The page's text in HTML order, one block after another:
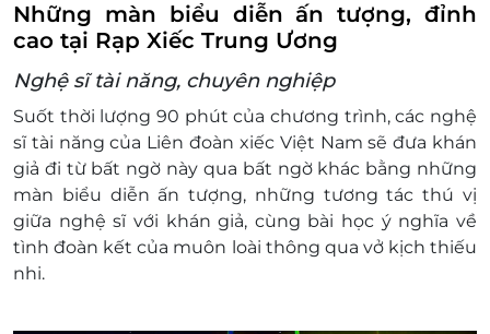
Những màn biểu diễn ấn tượng, đỉnh
cao tại Rạp Xiếc Trung Ương
Nghệ sĩ tài năng, chuyên nghiệp
Suốt thời lượng 90 phút của chương trình, các nghệ
sĩ tài năng của Liên đoàn xiếc Việt Nam sẽ đưa khán
giả đi từ bất ngờ này qua bất ngờ khác bằng những
màn biểu diễn ấn tượng, những tương tác thú vị
giữa nghệ sĩ với khán giả, cùng bài học ý nghĩa về
tình đoàn kết của muôn loài thông qua vở kịch thiếu
nhi.